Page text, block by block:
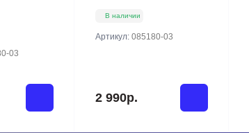
03
В наличии
Артикул: 085180-03
2 990р.